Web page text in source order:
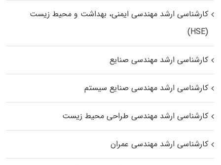
کارشناسی ارشد مهندسی ایمنی، بهداشت و محیط زیست
(HSE)
کارشناسی ارشد مهندسی صنایع
کارشناسی ارشد مهندسی صنایع سیستم
کارشناسی ارشد مهندسی طراحی محیط زیست
کارشناسی ارشد مهندسی عمران